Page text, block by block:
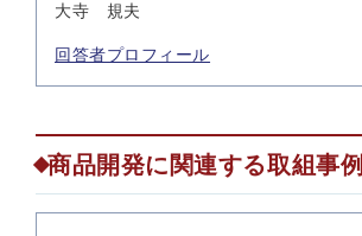
大寺 規夫
回答者プロフィール
商品開発に関連する取組事例